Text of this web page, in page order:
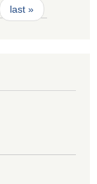
last »